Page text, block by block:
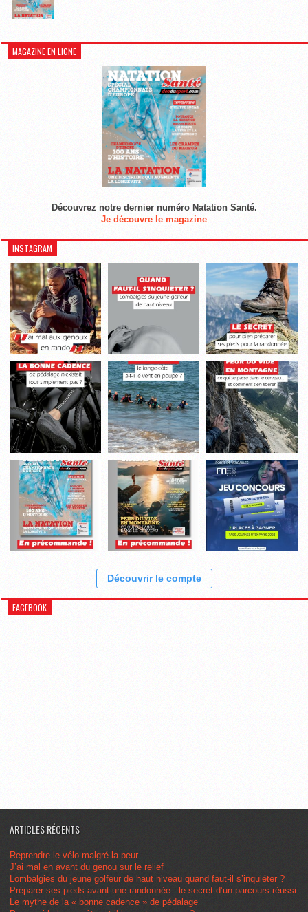
MAGAZINE EN LIGNE
Découvrez notre dernier numéro Natation Santé.
Je découvre le magazine
INSTAGRAM
Découvrir le compte
FACEBOOK
ARTICLES RÉCENTS
Reprendre le vélo malgré la peur
J’ai mal en avant du genou sur le relief
Lombalgies du jeune golfeur de haut niveau quand faut-il s’inquiéter ?
Préparer ses pieds avant une randonnée : le secret d’un parcours réussi
Le mythe de la « bonne cadence » de pédalage